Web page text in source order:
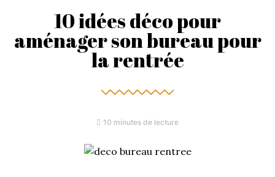
10 idées déco pour
aménager son bureau pour
la rentrée
10 minutes de lecture